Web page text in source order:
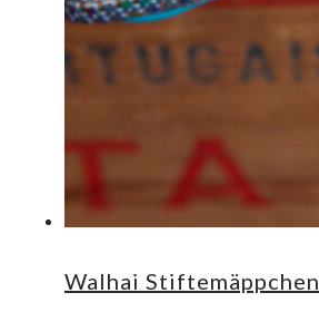
Walhai Stiftemäppchen